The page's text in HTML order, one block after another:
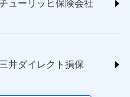
)
)
会社
ューリッヒ保険会社
三井ダイレクト損保